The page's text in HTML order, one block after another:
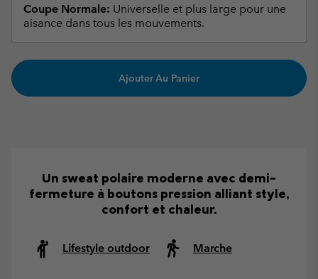
Coupe Normale: Universelle et plus large pour une
aisance dans tous les mouvements.
Ajouter Au Panier
Un sweat polaire moderne avec demi-
fermeture à boutons pression alliant style,
confort et chaleur.
Lifestyle outdoor Marche